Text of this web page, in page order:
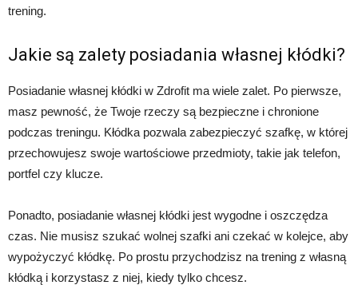
trening.
Jakie są zalety posiadania własnej kłódki?
Posiadanie własnej kłódki w Zdrofit ma wiele zalet. Po pierwsze,
masz pewność, że Twoje rzeczy są bezpieczne i chronione
podczas treningu. Kłódka pozwala zabezpieczyć szafkę, w której
przechowujesz swoje wartościowe przedmioty, takie jak telefon,
portfel czy klucze.
Ponadto, posiadanie własnej kłódki jest wygodne i oszczędza
czas. Nie musisz szukać wolnej szafki ani czekać w kolejce, aby
wypożyczyć kłódkę. Po prostu przychodzisz na trening z własną
kłódką i korzystasz z niej, kiedy tylko chcesz.